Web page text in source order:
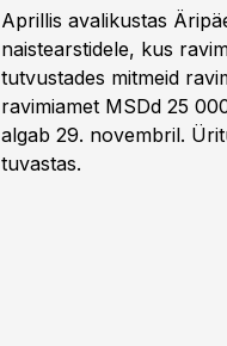
Aprillis avalikustas
naistearstidele, kus
tutvustades mitmeid
ravimiamet MSDd 25
algab 29. novembril.
tuvastas.